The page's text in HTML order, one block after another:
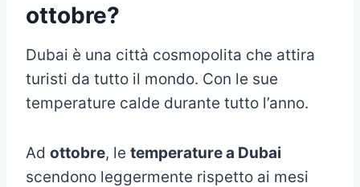
ottobre?
Dubai è una città cosmopolita che attira
turisti da tutto il mondo. Con le sue
temperature calde durante tutto l’anno.
Ad ottobre, le temperature a Dubai
scendono leggermente rispetto ai mesi